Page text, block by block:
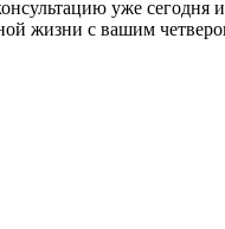
уже сегодня
жизни с вашим